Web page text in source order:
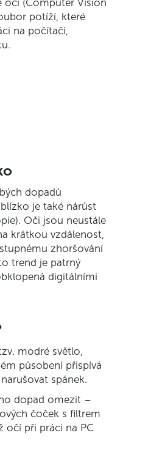
očí (Computer Vision
potíží, které
na počítači,
dopadů
je také nárůst
Oči jsou neustále
krátkou vzdálenost,
zhoršování
trend je patrný
digitálními
modré světlo,
působení přispívá
spánek.
dopad omezit –
čoček s filtrem
očí při práci na PC